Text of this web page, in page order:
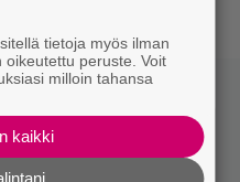
tietoja myös ilman
oikeutettu peruste. Voit
milloin tahansa
kaikki